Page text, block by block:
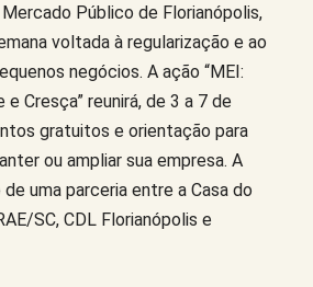
Público de Florianópolis,
voltada à regularização e ao
negócios. A ação “MEI:
e Cresça” reunirá, de 3 a 7 de
gratuitos e orientação para
ou ampliar sua empresa. A
uma parceria entre a Casa do
SC, CDL Florianópolis e